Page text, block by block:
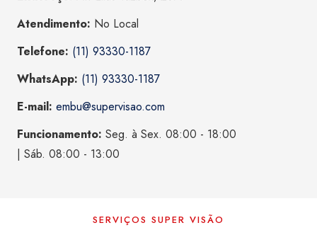
Atendimento: No Local
Telefone: (11) 93330-1187
WhatsApp: (11) 93330-1187
E-mail: embu@supervisao.com
Funcionamento: Seg. à Sex. 08:00 - 18:00
| Sáb. 08:00 - 13:00
SERVIÇOS SUPER VISÃO